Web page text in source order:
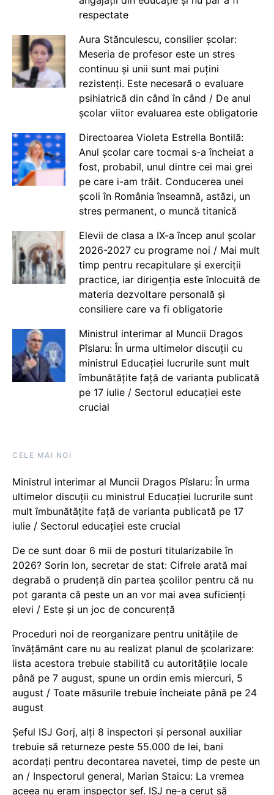
respectate
Aura Stănculescu, consilier școlar:
Meseria de profesor este un stres
continuu și unii sunt mai puțini
rezistenți. Este necesară o evaluare
psihiatrică din când în când / De anul
școlar viitor evaluarea este obligatorie
Directoarea Violeta Estrella Bontilă:
Anul școlar care tocmai s-a încheiat a
fost, probabil, unul dintre cei mai grei
pe care i-am trăit. Conducerea unei
școli în România înseamnă, astăzi, un
stres permanent, o muncă titanică
Elevii de clasa a IX-a încep anul școlar
2026-2027 cu programe noi / Mai mult
timp pentru recapitulare și exerciții
practice, iar dirigenția este înlocuită de
materia dezvoltare personală și
consiliere care va fi obligatorie
Ministrul interimar al Muncii Dragos
Pîslaru: În urma ultimelor discuții cu
ministrul Educației lucrurile sunt mult
îmbunătățite față de varianta publicată
pe 17 iulie / Sectorul educației este
crucial
CELE MAI NOI
Ministrul interimar al Muncii Dragos Pîslaru: În urma
ultimelor discuții cu ministrul Educației lucrurile sunt
mult îmbunătățite față de varianta publicată pe 17
iulie / Sectorul educației este crucial
De ce sunt doar 6 mii de posturi titularizabile în
2026? Sorin Ion, secretar de stat: Cifrele arată mai
degrabă o prudență din partea școlilor pentru că nu
pot garanta că peste un an vor mai avea suficienți
elevi / Este și un joc de concurență
Proceduri noi de reorganizare pentru unitățile de
învățământ care nu au realizat planul de școlarizare:
lista acestora trebuie stabilită cu autoritățile locale
până pe 7 august, spune un ordin emis miercuri, 5
august / Toate măsurile trebuie încheiate până pe 24
august
Șeful ISJ Gorj, alți 8 inspectori și personal auxiliar
trebuie să returneze peste 55.000 de lei, bani
acordați pentru decontarea navetei, timp de peste un
an / Inspectorul general, Marian Staicu: La vremea
aceea nu eram inspector șef. ISJ ne-a cerut să